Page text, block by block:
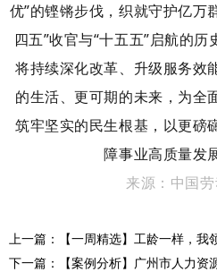
优”的铿锵步伐，织就守护亿万
四五”收官与“十五五”启航的
将持续深化改革、升级服务效
的生活、更可期的未来，为全
筑牢坚实的民生根基，以更磅
障事业高质量发
来源：中国